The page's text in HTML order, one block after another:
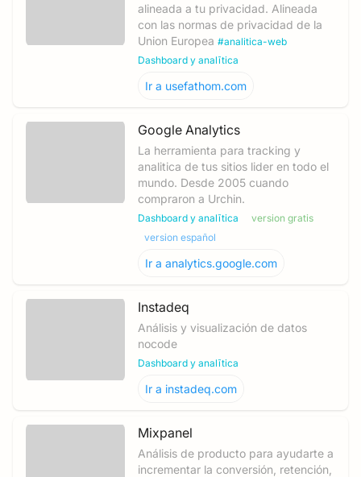
alineada a tu privacidad. Alineada
con las normas de privacidad de la
Union Europea #analitica-web
Dashboard y analītica
Ir a usefathom.com
Google Analytics
La herramienta para tracking y
analitica de tus sitios lider en todo el
mundo. Desde 2005 cuando
compraron a Urchin.
Dashboard y analītica
version gratis
version español
Ir aanalytics.google.com
Instadeq
Análisis y visualización de datos
nocode
Dashboard y analītica
Ir a instadeq.com
Mixpanel
Análisis de producto para ayudarte a
incrementar la conversión, retención,